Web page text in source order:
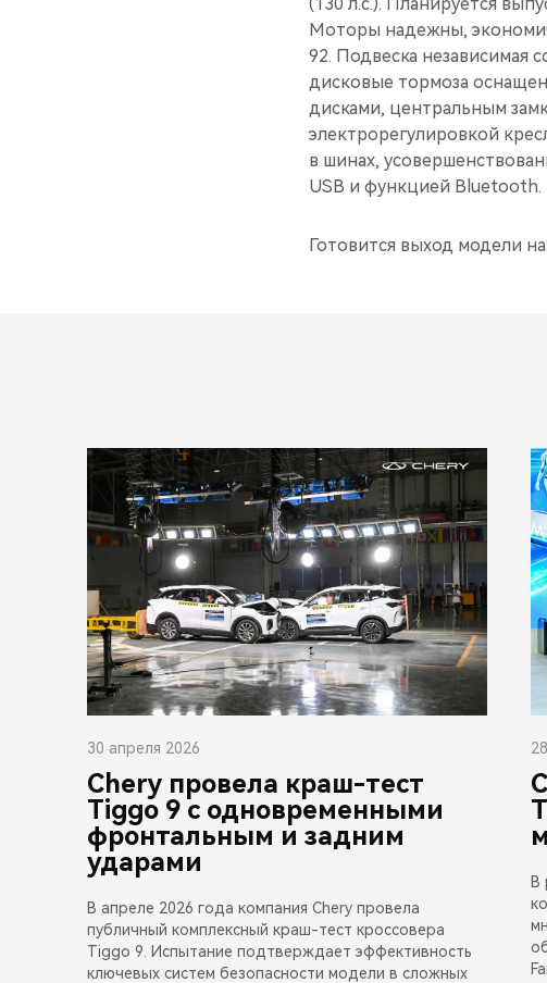
Моторы надежны,
92. Подвеска независимая
дисковые тормоза
дисками, центральным
электрорегулировкой
в шинах,
USB и функцией Bluetooth.
Готовится выход модели
30 апреля 2026
Chery провела краш-тест
Tiggo 9 с одновременными
фронтальным и задним
ударами
В апреле 2026 года компания Chery провела
публичный комплексный краш-тест кроссовера
Tiggo 9. Испытание подтверждает эффективность
ключевых систем безопасности модели в сложных
В